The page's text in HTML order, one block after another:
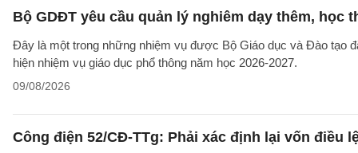
Bộ GDĐT yêu cầu quản lý nghiêm dạy thêm, học
Đây là một trong những nhiệm vụ được Bộ Giáo dục và Đào tạo
hiện nhiệm vụ giáo dục phổ thông năm học 2026-2027.
09/08/2026
Công điện 52/CĐ-TTg: Phải xác định lại vốn điều